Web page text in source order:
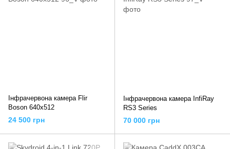
Інфрачервона камера Flir
Boson 640x512
24 500 грн
Інфрачервона камера InfiRay
RS3 Series
70 000 грн